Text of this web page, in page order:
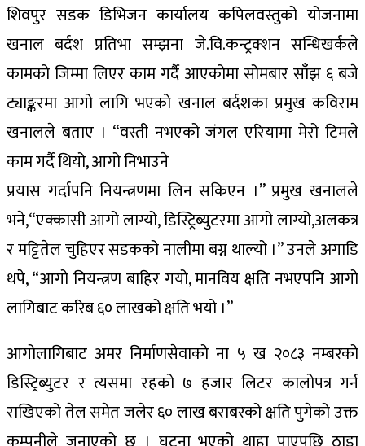
शिवपुर सडक डिभिजन कार्यालय कपिलवस्तुको योजनामा
खनाल बर्दश प्रतिभा सम्झना जे.वि.कन्ट्रक्शन सन्धिखर्कले
कामको जिम्मा लिएर काम गर्दै आएकोमा सोमबार साँझ ६ बजे
ट्याङ्करमा आगो लागि भएको खनाल बर्दशका प्रमुख कविराम
खनालले बताए । “वस्ती नभएको जंगल एरियामा मेरो टिमले
काम गर्दै थियो, आगो निभाउने
प्रयास गर्दापनि नियन्त्रणमा लिन सकिएन ।” प्रमुख खनालले
भने,“एक्कासी आगो लाग्यो, डिस्ट्रिब्युटरमा आगो लाग्यो,अलकत्र
र मट्टितेल चुहिएर सडकको नालीमा बग्न थाल्यो ।” उनले अगाडि
थपे, “आगो नियन्त्रण बाहिर गयो, मानविय क्षति नभएपनि आगो
लागिबाट करिब ६० लाखको क्षति भयो ।”
आगोलागिबाट अमर निर्माणसेवाको ना ५ ख २०८३ नम्बरको
डिस्ट्रिब्युटर र त्यसमा रहको ७ हजार लिटर कालोपत्र गर्न
राखिएको तेल समेत जलेर ६० लाख बराबरको क्षति पुगेको उक्त